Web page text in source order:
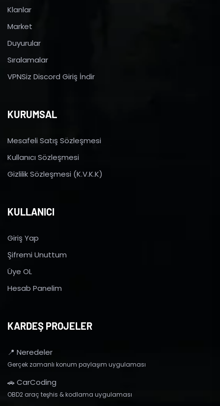
Klanlar
Market
Duyurular
Sıralamalar
VPNSiz Discord Giriş İndir
KURUMSAL
Mesafeli Satış Sözleşmesi
Kullanıcı Sözleşmesi
Gizlilik Sözleşmesi (K.V.K.K)
KULLANICI
Giriş Yap
Şifremi Unuttum
Üye OL
Hesab Panelim
KARDEŞ PROJELER
📍 Neredeler
Gerçek zamanlı konum paylaşım uygulaması
🚗 CarCoding
OBD2 araç teşhis & kodlama uygulaması